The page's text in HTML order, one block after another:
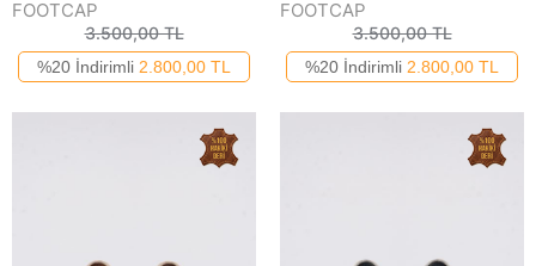
FOOTCAP
3.500,00 TL
%20 İndirimli 2.800,00 TL
FOOTCAP
3.500,00 TL
%20 İndirimli 2.800,00 TL